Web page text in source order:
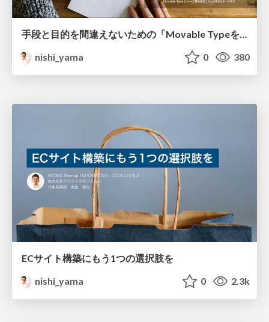
手段と目的を間違えないための「Movable Typeを活用したウェブサイトエコシステム」
nishi_yama
0 380
ECサイト構築にもう1つの選択肢を
nishi_yama
0 2.3k